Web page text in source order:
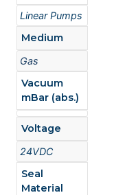
Linear Pumps
Medium
Gas
Vacuum
mBar (abs.)
Voltage
24VDC
Seal
Material